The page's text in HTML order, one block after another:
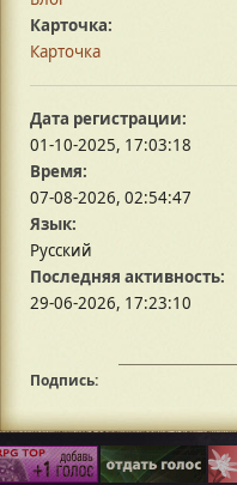
Карточка:
Карточка
Дата регистрации:
01-10-2025, 17:03:18
Время:
07-08-2026, 02:54:47
Язык:
Русский
Последняя активность:
29-06-2026, 17:23:10
Подпись: